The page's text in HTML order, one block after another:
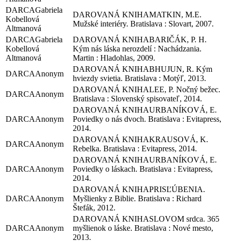
Gabriela
Kobellová
Altmanová
MATKIN, M.E.
Mužské interiéry. Bratislava : Slovart, 2007.
Gabriela
Kobellová
Altmanová
BARIČÁK, P. H.
Kým nás láska nerozdelí : Nachádzania.
Martin : Hladohlas, 2009.
Anonym
BHUJUN, R. Kým
hviezdy svietia. Bratislava : Motýľ, 2013.
Anonym
LEE, P. Nočný bežec.
Bratislava : Slovenský spisovateľ, 2014.
Anonym
URBANÍKOVÁ, E.
Poviedky o nás dvoch. Bratislava : Evitapress,
2014.
Anonym
KRAUSOVÁ, K.
Rebelka. Bratislava : Evitapress, 2014.
Anonym
URBANÍKOVÁ, E.
Poviedky o láskach. Bratislava : Evitapress,
2014.
Anonym
PRISĽÚBENIA.
Myšlienky z Biblie. Bratislava : Richard
Štefák, 2012.
Anonym
SLOVOM srdca. 365
myšlienok o láske. Bratislava : Nové mesto,
2013.